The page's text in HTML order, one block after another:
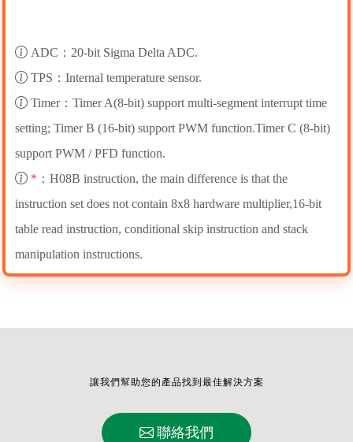
ADC：20-bit Sigma Delta ADC.
TPS：Internal temperature sensor.
Timer：Timer A(8-bit) support multi-segment interrupt time
setting; Timer B (16-bit) support PWM function.Timer C (8-bit)
support PWM / PFD function.
* ：H08B instruction, the main difference is that the
instruction set does not contain 8x8 hardware multiplier,16-bit
table read instruction, conditional skip instruction and stack
manipulation instructions.
讓我們幫助您的產品找到最佳解決方案
聯絡我們